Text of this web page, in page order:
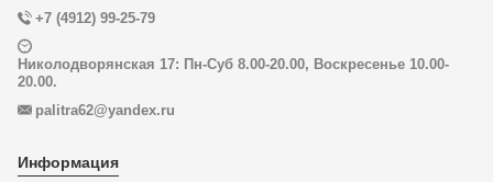
+7 (4912) 99-25-79
Николодворянская 17: Пн-Суб 8.00-20.00, Воскресенье 10.00-
20.00.
palitra62@yandex.ru
Информация